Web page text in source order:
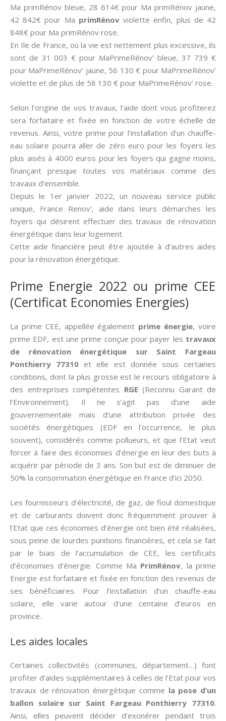
Ma primRénov bleue, 28 614€ pour Ma primRénov jaune,
42 842€ pour Ma primRénovviolette enfin, plus de 42
848€ pour Ma primRénov rose.
En Ile de France, où la vie est nettement plus excessive, ils
sont de 31 003 € pour MaPrimeRénov’ bleue, 37 739 €
pour MaPrimeRénov’ jaune, 56 130 € pour MaPrimeRénov’
violette et de plus de 58 130 € pour MaPrimeRénov’ rose.
Selon l’origine de vos travaux, l’aide dont vous profiterez
sera forfaitaire et fixée en fonction de votre échelle de
revenus. Ainsi, votre prime pour l’installation d’un chauffe-
eau solaire pourra aller de zéro euro pour les foyers les
plus aisés à 4000 euros pour les foyers qui gagne moins,
finançant presque toutes vos matériaux comme des
travaux d’ensemble.
Depuis le 1er janvier 2022, un nouveau service public
unique, France Renov’, aide dans leurs démarches les
foyers qui désirent effectuer des travaux de rénovation
énergétique dans leur logement.
Cette aide financière peut être ajoutée à d’autres aides
pour la rénovation énergétique.
Prime Energie 2022 ou prime CEE
(Certificat Economies Energies)
La prime CEE, appellée également prime énergie, voire
prime EDF, est une prime conçue pour payer les travaux
de rénovation énergétique sur Saint Fargeau
Ponthierry 77310 et elle est donnée sous certaines
conditions, dont la plus grosse est le recours obligatoire à
des entreprises compétentes RGE (Reconnu Garant de
l’Environnement). Il ne s’agit pas d’une aide
gouvernementale mais d’une attribution privée des
sociétés énergétiques (EDF en l’occurrence, le plus
souvent), considérés comme pollueurs, et que l’Etat veut
forcer à faire des économies d’énergie en leur des buts à
acquérir par période de 3 ans. Son but est de diminuer de
50% la consommation énergétique en France d’ici 2050.
Les fournisseurs d’électricité, de gaz, de fioul domestique
et de carburants doivent donc fréquemment prouver à
l’Etat que ces économies d’énergie ont bien été réalisées,
sous peine de lourdes punitions financières, et cela se fait
par le biais de l’accumulation de CEE, les certificats
d’économies d’énergie. Comme Ma PrimRénov, la prime
Energie est forfaitaire et fixée en fonction des revenus de
ses bénéficiaires. Pour l’installation d’un chauffe-eau
solaire, elle varie autour d’une centaine d’euros en
province.
Les aides locales
Certaines collectivités (communes, département…) font
profiter d’aides supplémentaires à celles de l’Etat pour vos
travaux de rénovation énergétique comme la pose d’un
ballon solaire sur Saint Fargeau Ponthierry 77310.
Ainsi, elles peuvent décider d’exonérer pendant trois